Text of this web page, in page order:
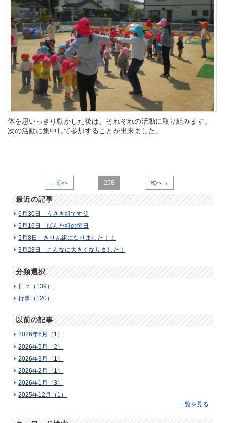
体を思いっきり動かした後は、それぞれの活動に取り組みます。
次の活動に集中して参加することが出来ました。
←前へ 258 次へ→
最近の記事
6月30日 うさぎ組です🐰
5月16日 ぱんだ組の毎日
5月8日 きりん組になりました！！
3月28日 こんなに大きくなりました！
分類選択
日々（139）
行事（120）
以前の記事
2026年6月（1）
2026年5月（2）
2026年3月（1）
2026年2月（1）
2026年1月（3）
2025年12月（1）
一覧を見る